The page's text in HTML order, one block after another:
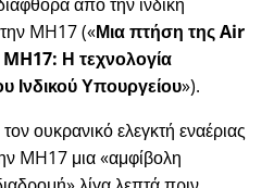
MH17( Μια πτήση της Air
Η τεχνολογία
Ινδικού Υπουργείου ).
ουκρανικό ελεγκτή εναέριας
MH17 μια αμφίβολη